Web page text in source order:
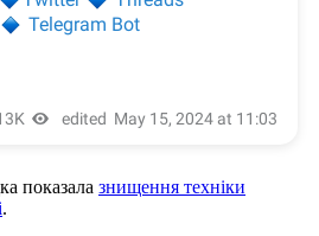
показала знищення техніки
.